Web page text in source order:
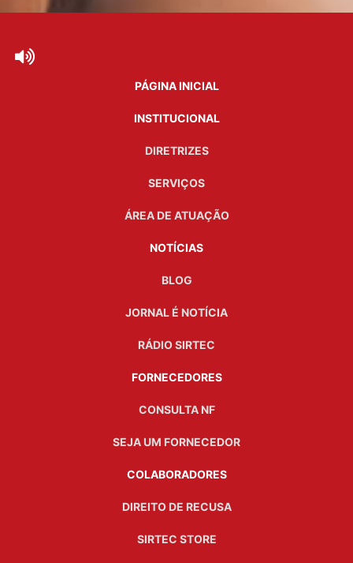
PÁGINA INICIAL
INSTITUCIONAL
DIRETRIZES
SERVIÇOS
ÁREA DE ATUAÇÃO
NOTÍCIAS
BLOG
JORNAL É NOTÍCIA
RÁDIO SIRTEC
FORNECEDORES
CONSULTA NF
SEJA UM FORNECEDOR
COLABORADORES
DIREITO DE RECUSA
SIRTEC STORE